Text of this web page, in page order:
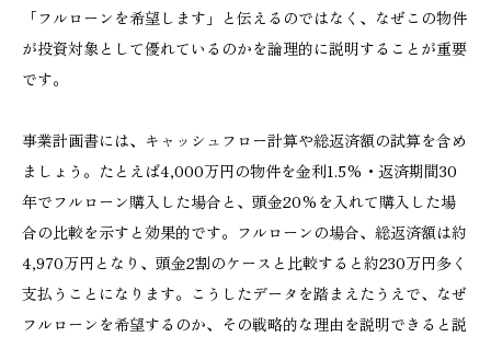
「フルローンを希望します」と伝えるのではなく、なぜこの物件
が投資対象として優れているのかを論理的に説明することが重要
です。
事業計画書には、キャッシュフロー計算や総返済額の試算を含め
ましょう。たとえば4,000万円の物件を金利1.5%・返済期間30
年でフルローン購入した場合と、頭金20%を入れて購入した場
合の比較を示すと効果的です。フルローンの場合、総返済額は約
4,970万円となり、頭金2割のケースと比較すると約230万円多く
支払うことになります。こうしたデータを踏まえたうえで、なぜ
フルローンを希望するのか、その戦略的な理由を説明できると説